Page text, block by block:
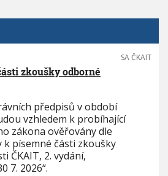
SA ČKAIT
zkoušky odborné
předpisů v období
vzhledem k probíhající
zákona ověřovány dle
k písemné části zkoušky
ČKAIT, 2. vydání,
7. 2026“.